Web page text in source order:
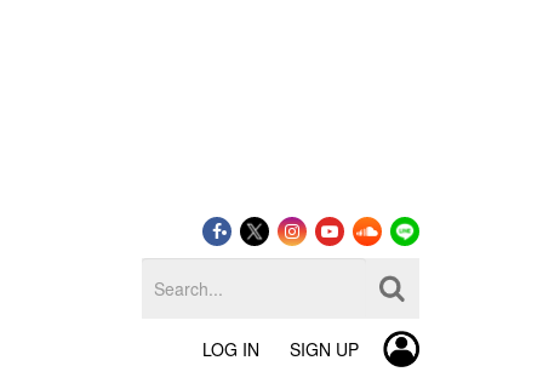
LOG IN SIGN UP